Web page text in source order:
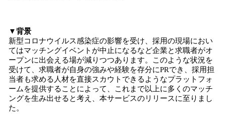
中
で
す
▼背景
新型コロナウイルス感染症の影響を受け、採用の現場におい
てはマッチングイベントが中止になるなど企業と求職者がオ
ープンに出会える場が減りつつあります。このような状況を
受けて、求職者が自身の強みや経験を存分にPRでき、採用担
当者も求める人材を直接スカウトできるようなプラットフォ
ームを提供することによって、これまで以上に多くのマッチ
ングを生み出せると考え、本サービスのリリースに至りまし
た。